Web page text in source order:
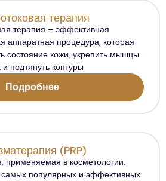
терапия
терапия – эффективная
аппаратная процедура, которая
состояние кожи, укрепить мышцы
и подтянуть контуры
Подробнее
(PRP)
применяемая в косметологии,
самых популярных и эффективных